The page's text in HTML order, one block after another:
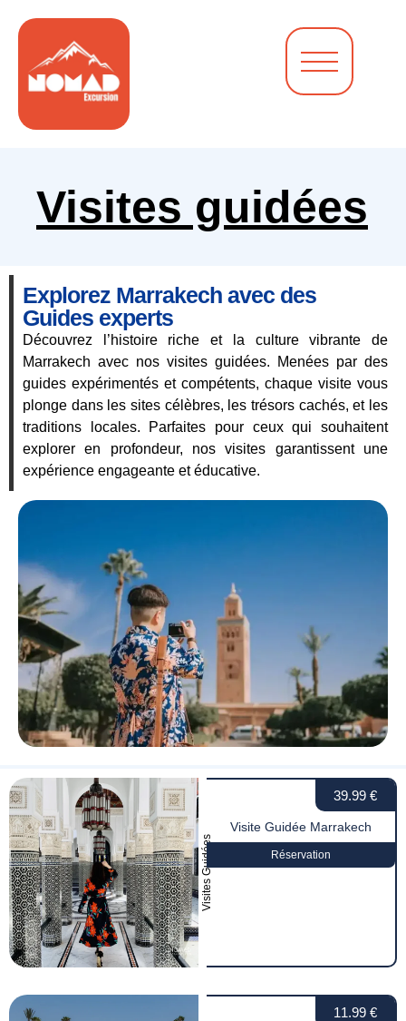
Visites guidées
Explorez Marrakech avec des
Guides experts
Découvrez l’histoire riche et la culture vibrante de
Marrakech avec nos visites guidées. Menées par des
guides expérimentés et compétents, chaque visite vous
plonge dans les sites célèbres, les trésors cachés, et les
traditions locales. Parfaites pour ceux qui souhaitent
explorer en profondeur, nos visites garantissent une
expérience engageante et éducative.
Visites Guidées
39.99 €
Visite Guidée Marrakech
Réservation
11.99 €